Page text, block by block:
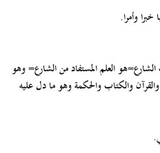
وأمرا.
الشارع=هو العلم المستفاد من الشارع= وهو
والكتاب والحكمة وهو ما دل عليه